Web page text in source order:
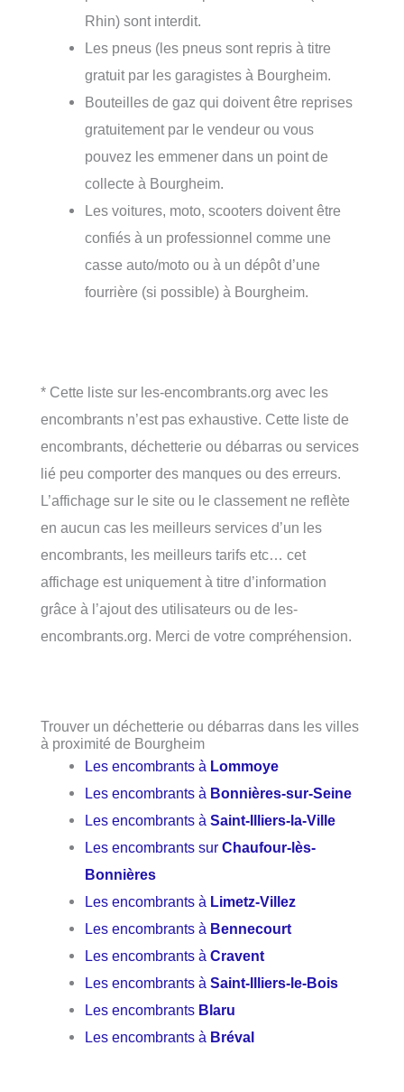
Rhin) sont interdit.
Les pneus (les pneus sont repris à titre
gratuit par les garagistes à Bourgheim.
Bouteilles de gaz qui doivent être reprises
gratuitement par le vendeur ou vous
pouvez les emmener dans un point de
collecte à Bourgheim.
Les voitures, moto, scooters doivent être
confiés à un professionnel comme une
casse auto/moto ou à un dépôt d’une
fourrière (si possible) à Bourgheim.
* Cette liste sur les-encombrants.org avec les
encombrants n’est pas exhaustive. Cette liste de
encombrants, déchetterie ou débarras ou services
lié peu comporter des manques ou des erreurs.
L’affichage sur le site ou le classement ne reflète
en aucun cas les meilleurs services d’un les
encombrants, les meilleurs tarifs etc… cet
affichage est uniquement à titre d’information
grâce à l’ajout des utilisateurs ou de les-
encombrants.org. Merci de votre compréhension.
Trouver un déchetterie ou débarras dans les villes
à proximité de Bourgheim
Les encombrants à Lommoye
Les encombrants à Bonnières-sur-Seine
Les encombrants àSaint-Illiers-la-Ville
Les encombrants surChaufour-lès-
Bonnières
Les encombrants à Limetz-Villez
Les encombrants à Bennecourt
Les encombrants àCravent
Les encombrants àSaint-Illiers-le-Bois
Les encombrants Blaru
Les encombrants à Bréval